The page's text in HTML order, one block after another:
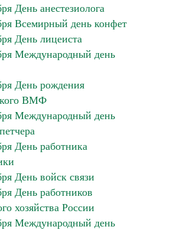
День анестезиолога
Всемирный день конфет
День лицеиста
Международный день
День рождения
ВМФ
Международный день
День работника
День войск связи
День работников
хозяйства России
Международный день